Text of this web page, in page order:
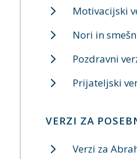
Motivacijski
Nori in
Pozdravni
Prijateljski
VERZI ZA
Verzi za